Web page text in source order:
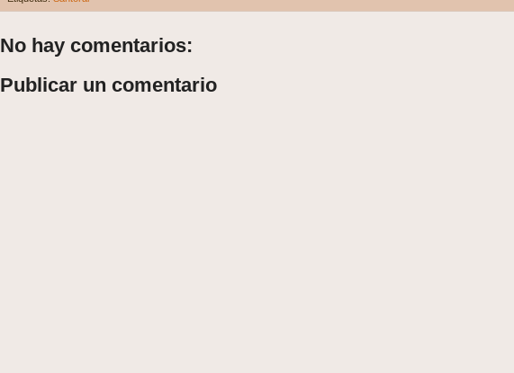
No hay comentarios:
Publicar un comentario